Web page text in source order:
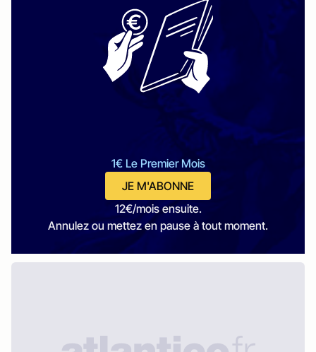
1€ Le Premier Mois
JE M'ABONNE
12€/mois ensuite.
Annulez ou mettez en pause à tout moment.